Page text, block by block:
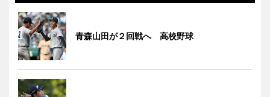
青森山田が２回戦へ 高校野球